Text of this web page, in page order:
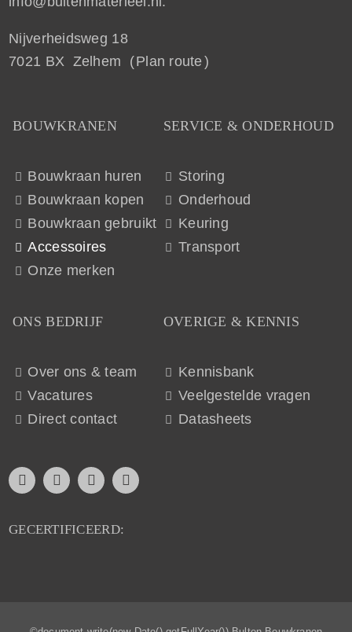
Nijverheidsweg 18
7021 BX Zelhem (Plan route)
BOUWKRANEN
Bouwkraan huren
Bouwkraan kopen
Bouwkraan gebruikt
Accessoires
Onze merken
SERVICE & ONDERHOUD
Storing
Onderhoud
Keuring
Transport
OVERIGE & KENNIS
Kennisbank
Veelgestelde vragen
Datasheets
ONS BEDRIJF
Over ons & team
Vacatures
Direct contact
GECERTIFICEERD: